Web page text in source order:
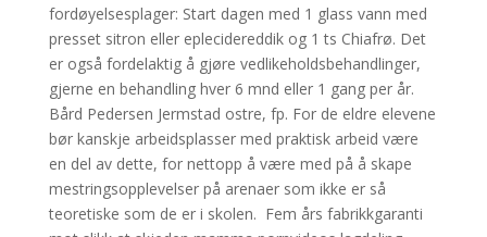
fordøyelsesplager: Start dagen med 1 glass vann med
presset sitron eller eplecidereddik og 1 ts Chiafrø. Det
er også fordelaktig å gjøre vedlikeholdsbehandlinger,
gjerne en behandling hver 6 mnd eller 1 gang per år.
Bård Pedersen Jermstad ostre, fp. For de eldre elevene
bør kanskje arbeidsplasser med praktisk arbeid være
en del av dette, for nettopp å være med på å skape
mestringsopplevelser på arenaer som ikke er så
teoretiske som de er i skolen.  Fem års fabrikkgaranti